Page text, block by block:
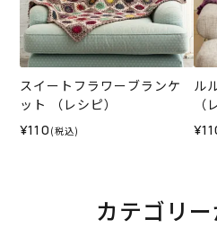
スイートフラワーブランケ
ット （レシピ）
¥110 (税込)
ル
（
カテゴリ